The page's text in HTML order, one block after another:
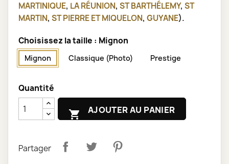
MARTINIQUE, LA RÉUNION, ST BARTHÉLEMY, ST
MARTIN, ST PIERRE ET MIQUELON, GUYANE).
Choisissez la taille : Mignon
Mignon Classique (Photo) Prestige
Quantité
 AJOUTER AU PANIER
Partager